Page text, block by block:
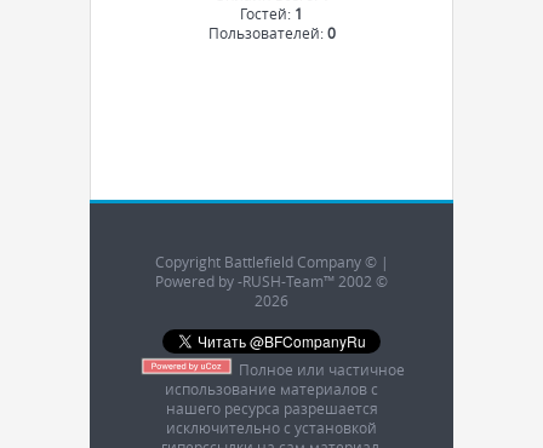
Гостей: 1
Пользователей:0
Copyright Battlefield Company © |
Powered by -RUSH-Team™ 2002 ©
2026
Полное или частичное
использование материалов с
нашего ресурса разрешается
исключительно с установкой